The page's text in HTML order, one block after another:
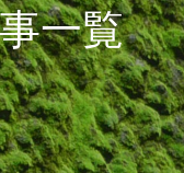
一覧